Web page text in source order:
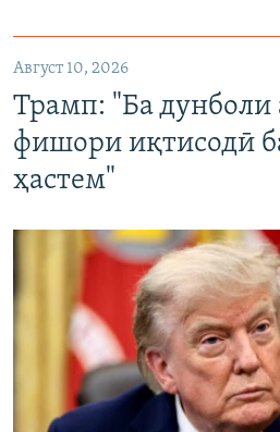
Август 10, 2026
Трамп: "Ба
фишори иқтисодӣ
ҳастем"